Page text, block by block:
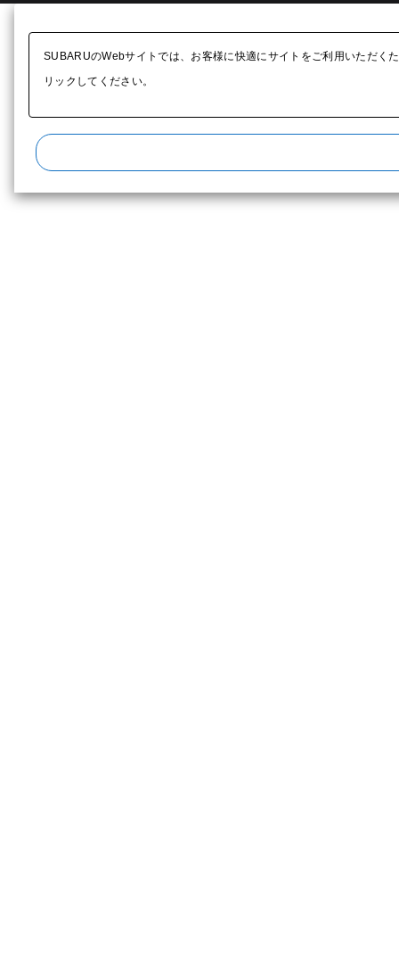
SUBARUのWebサイトでは、お客様に快適にサイトをご利用いただく
リックしてください。​